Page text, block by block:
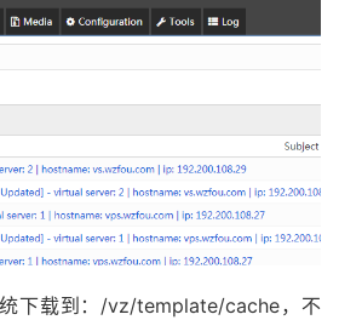
下载到：/vz/template/cache，不